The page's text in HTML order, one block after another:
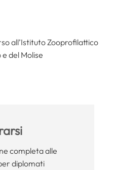
all’Istituto Zooprofilattico
del Molise
completa alle
diplomati